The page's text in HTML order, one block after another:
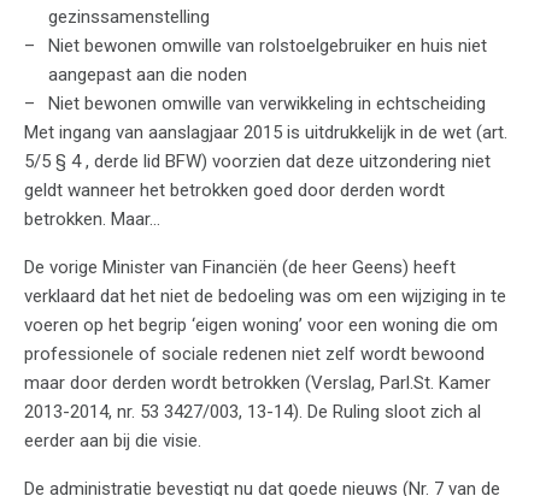
gezinssamenstelling
Niet bewonen omwille van rolstoelgebruiker en huis niet
aangepast aan die noden
Niet bewonen omwille van verwikkeling in echtscheiding
Met ingang van aanslagjaar 2015 is uitdrukkelijk in de wet (art.
5/5 § 4 , derde lid BFW) voorzien dat deze uitzondering niet
geldt wanneer het betrokken goed door derden wordt
betrokken. Maar…
De vorige Minister van Financiën (de heer Geens) heeft
verklaard dat het niet de bedoeling was om een wijziging in te
voeren op het begrip ‘eigen woning’ voor een woning die om
professionele of sociale redenen niet zelf wordt bewoond
maar door derden wordt betrokken (Verslag, Parl.St. Kamer
2013-2014, nr. 53 3427/003, 13-14). De Ruling sloot zich al
eerder aan bij die visie.
De administratie bevestigt nu dat goede nieuws (Nr. 7 van de